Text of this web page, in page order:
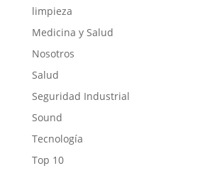
limpieza
Medicina y Salud
Nosotros
Salud
Seguridad Industrial
Sound
Tecnología
Top 10